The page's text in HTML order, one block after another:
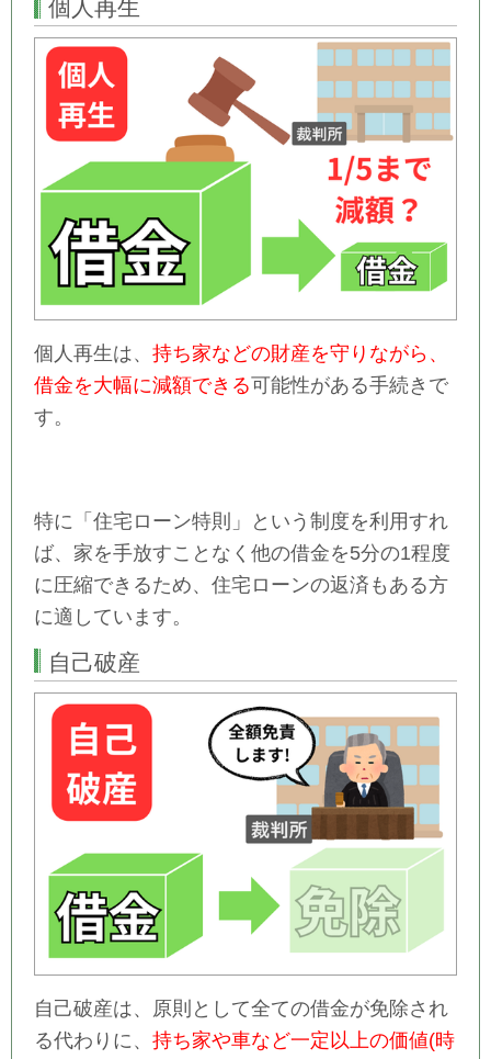
個人再生
個人再生は、 持ち家などの財産を守りながら、
借金を大幅に減額できる可能性がある手続きで
す。
特に「住宅ローン特則」という制度を利用すれ
ば、家を手放すことなく他の借金を5分の1程度
に圧縮できるため、住宅ローンの返済もある方
に適しています。
自己破産
自己破産は、 原則として全ての借金が免除され
る代わりに、 持ち家や車など一定以上の価値(時